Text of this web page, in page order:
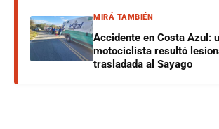
MIRÁ TAMBIÉN
Accidente en Costa Azul:
motociclista resultó
trasladada al Sayago